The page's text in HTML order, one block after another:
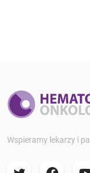
Wspieramy lekarzy i